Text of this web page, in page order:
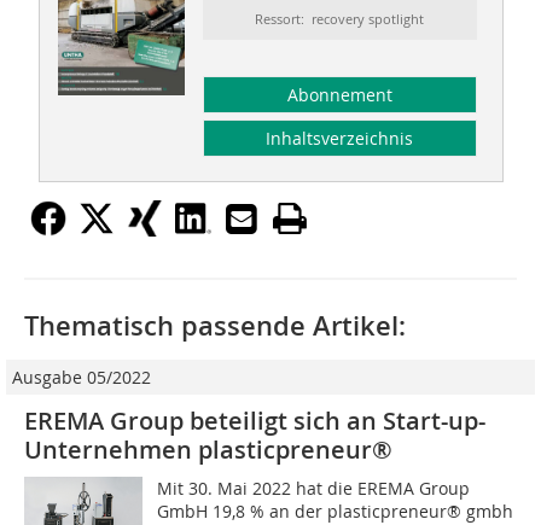
Ressort: recovery spotlight
Abonnement
Inhaltsverzeichnis
Thematisch passende Artikel:
Ausgabe 05/2022
EREMA Group beteiligt sich an Start-up-
Unternehmen ­plasticpreneur®
Mit 30. Mai 2022 hat die EREMA Group
GmbH 19,8 % an der plasticpreneur® gmbh